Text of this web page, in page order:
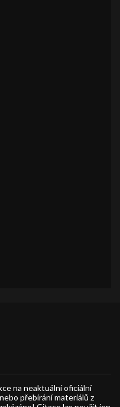
na neaktuální oficiální
přebírání materiálů z